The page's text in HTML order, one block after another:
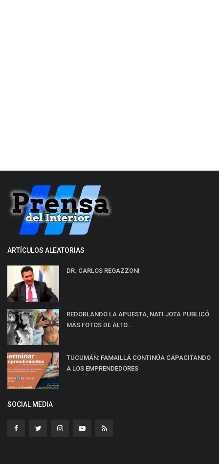
ARTÍCULOS ALEATORIAS
DR. CARLOS REGAZZONI
REDOBLANDO LA APUESTA, NATI JOTA PUBLICÓ
MÁS FOTOS DE ALTO...
TUCUMÁN: FAMAILLÁ CONTINÚA CAPACITANDO
A LOS EMPRENDEDORES
SOCIAL MEDIA